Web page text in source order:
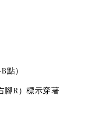
點）
腳R）標示穿著